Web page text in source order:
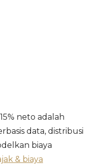
neto adalah
data, distribusi
biaya
& biaya